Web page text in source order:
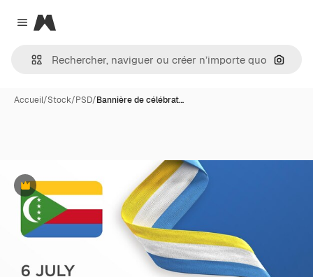
Close menu
Magnific
Accueil/Stock/PSD/Bannière de célébrat…
Premium